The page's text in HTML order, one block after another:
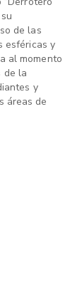
de las
esféricas y
al momento
de la
y
áreas de